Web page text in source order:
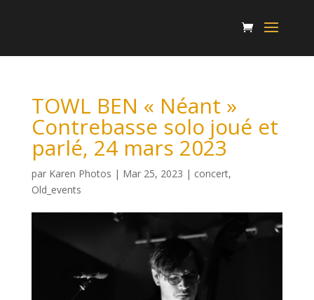
TOWL BEN « Néant »
Contrebasse solo joué et
parlé, 24 mars 2023
par Karen Photos | Mar 25, 2023 | concert,
Old_events